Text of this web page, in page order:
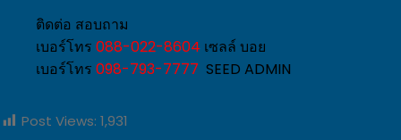
ติดต่อ สอบถาม
เบอร์โทร 088-022-8604 เซลล์ บอย
เบอร์โทร 098-793-7777 SEED ADMIN
Post Views: 1,931